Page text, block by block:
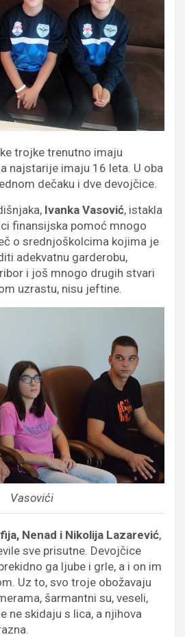
trojke trenutno imaju
najstarije imaju 16 leta. U oba
dečaku i dve devojčice.
Ivanka Vasović, istakla
finansijska pomoć mnogo
o srednjoškolcima kojima je
adekvatnu garderobu,
i još mnogo drugih stvari
uzrastu, nisu jeftine.
Vasovići
Nenad i Nikolija Lazarević,
sve prisutne. Devojčice
ga ljube i grle, a i on im
Uz to, svo troje obožavaju
šarmantni su, veseli,
ne skidaju s lica, a njihova